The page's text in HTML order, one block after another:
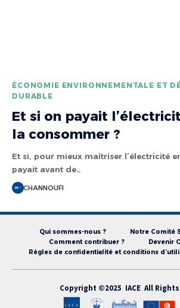
ÉCONOMIE ENVIRONNEMENTALE ET
DURABLE
Et si on payait
la consommer ?
Et si, pour mieux maîtriser l’électricité
payait avant de…
CHANNOUFI
Qui sommes-nous ?
Notre Comité
Comment contribuer ?
Devenir
Règles de confidentialité et conditions
Copyright ©2025 IACE All